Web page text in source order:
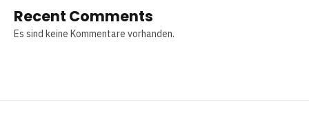
Recent Comments
Es sind keine Kommentare vorhanden.